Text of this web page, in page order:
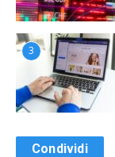
3
Condividi